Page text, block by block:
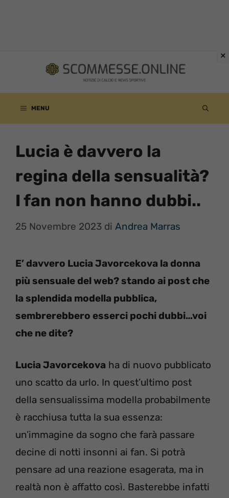
contenuto
MENU
Lucia è davvero la
regina della sensualità?
I fan non hanno dubbi..
25 Novembre 2023 di Andrea Marras
E’ davvero Lucia Javorcekova la donna
più sensuale del web? stando ai post che
la splendida modella pubblica,
sembrerebbero esserci pochi dubbi…voi
che ne dite?
Lucia Javorcekova ha di nuovo pubblicato
uno scatto da urlo. In quest’ultimo post
della sensualissima modella probabilmente
è racchiusa tutta la sua essenza:
un’immagine da sogno che farà passare
decine di notti insonni ai fan. Si potrà
pensare ad una reazione esagerata, ma in
realtà non è affatto così. Basterebbe infatti